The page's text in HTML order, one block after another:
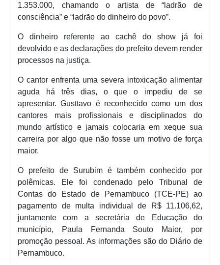
1.353.000, chamando o artista de “ladrão de
consciência” e “ladrão do dinheiro do povo”.
O dinheiro referente ao cachê do show já foi
devolvido e as declarações do prefeito devem render
processos na justiça.
O cantor enfrenta uma severa intoxicação alimentar
aguda há três dias, o que o impediu de se
apresentar. Gusttavo é reconhecido como um dos
cantores mais profissionais e disciplinados do
mundo artístico e jamais colocaria em xeque sua
carreira por algo que não fosse um motivo de força
maior.
O prefeito de Surubim é também conhecido por
polêmicas. Ele foi condenado pelo Tribunal de
Contas do Estado de Pernambuco (TCE-PE) ao
pagamento de multa individual de R$ 11.106,62,
juntamente com a secretária de Educação do
município, Paula Fernanda Souto Maior, por
promoção pessoal. As informações são do Diário de
Pernambuco.